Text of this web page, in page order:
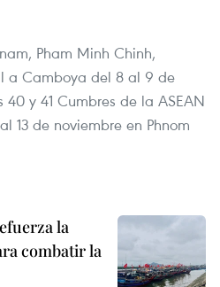
Pham Minh Chinh,
a Camboya del 8 al 9 de
y 41 Cumbres de la ASEAN
13 de noviembre en Phnom
la
combatir la